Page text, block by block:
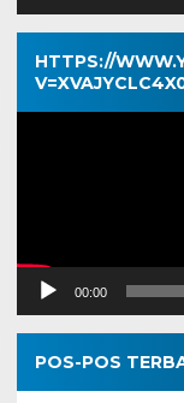
HTTPS://
Pemutar
00:00
POS-POS